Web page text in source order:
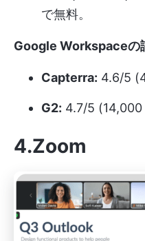
で無料。
Google Workspaceの
Capterra: 4.6/5
G2: 4.7/5 (14,000
4.Zoom